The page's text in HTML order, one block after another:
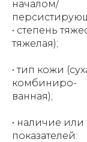
началом/
• степень
тяжелая);
• тип кожи
комбиниро-
ванная);
• наличие
показателей: